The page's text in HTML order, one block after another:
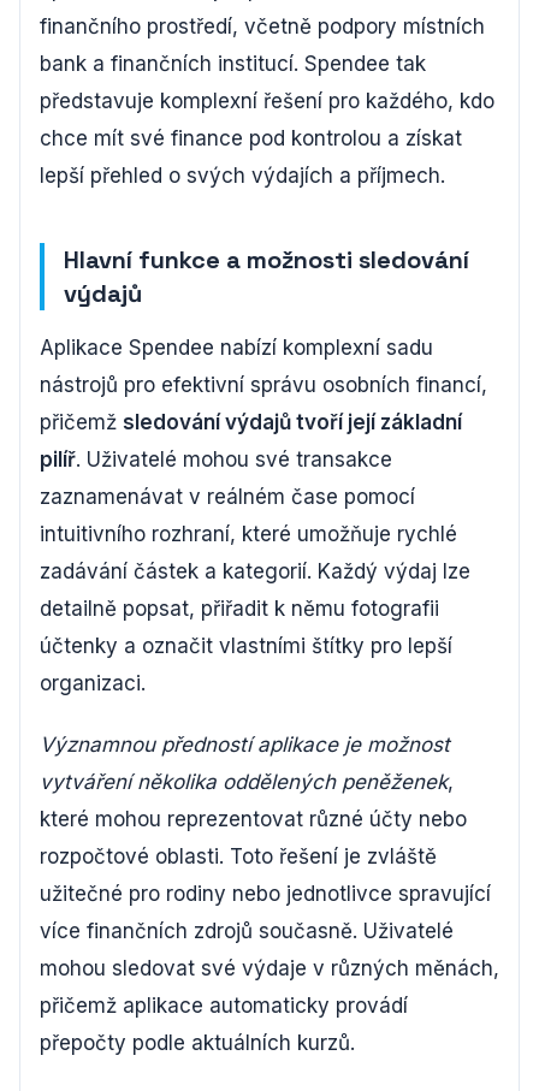
finančního prostředí, včetně podpory místních
bank a finančních institucí. Spendee tak
představuje komplexní řešení pro každého, kdo
chce mít své finance pod kontrolou a získat
lepší přehled o svých výdajích a příjmech.
Hlavní funkce a možnosti sledování
výdajů
Aplikace Spendee nabízí komplexní sadu
nástrojů pro efektivní správu osobních financí,
přičemž sledování výdajů tvoří její základní
pilíř. Uživatelé mohou své transakce
zaznamenávat v reálném čase pomocí
intuitivního rozhraní, které umožňuje rychlé
zadávání částek a kategorií. Každý výdaj lze
detailně popsat, přiřadit k němu fotografii
účtenky a označit vlastními štítky pro lepší
organizaci.
Významnou předností aplikace je možnost
vytváření několika oddělených peněženek,
které mohou reprezentovat různé účty nebo
rozpočtové oblasti. Toto řešení je zvláště
užitečné pro rodiny nebo jednotlivce spravující
více finančních zdrojů současně. Uživatelé
mohou sledovat své výdaje v různých měnách,
přičemž aplikace automaticky provádí
přepočty podle aktuálních kurzů.